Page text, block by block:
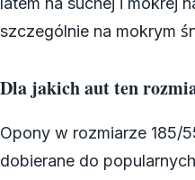
szczególnie na mokrym
Dla jakich aut ten
Opony w rozmiarze 185/
dobierane do